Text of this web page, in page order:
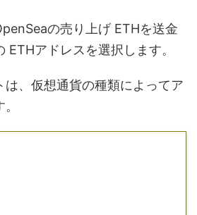
の売り上げ ETHを送金
ETHアドレスを選択します。
は、仮想通貨の種類によってア